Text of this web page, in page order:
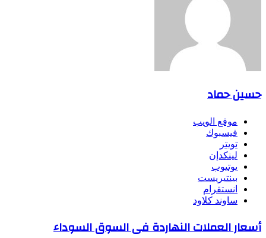
حسين حماد
موقع الويب
فيسبوك
تويتر
لينكدإن
يوتيوب
بينتيريست
انستقرام
ساوند كلاود
أسعار العملات النهاردة فى السوق السوداء